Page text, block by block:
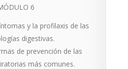
6
y la profilaxis de las
digestivas.
de prevención de las
más comunes.